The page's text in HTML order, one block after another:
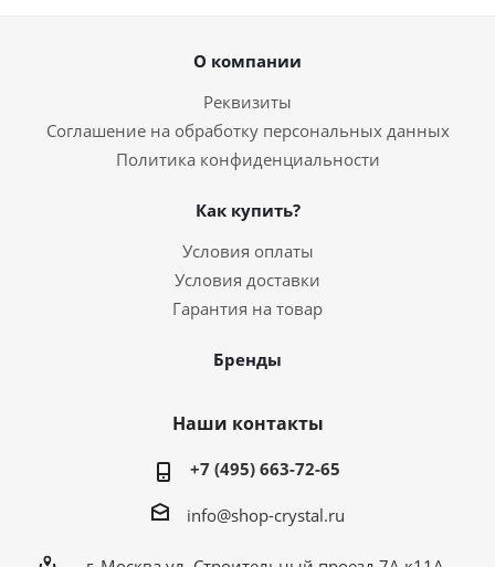
О компании
Реквизиты
Соглашение на обработку персональных данных
Политика конфиденциальности
Как купить?
Условия оплаты
Условия доставки
Гарантия на товар
Бренды
Наши контакты
+7 (495) 663-72-65
info@shop-crystal.ru